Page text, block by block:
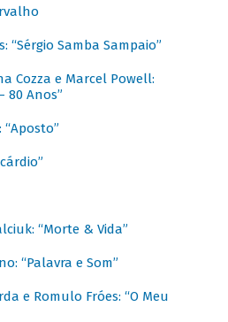
“Sérgio Samba Sampaio”
Cozza e Marcel Powell:
80 Anos”
“Morte & Vida”
“Palavra e Som”
e Romulo Fróes: “O Meu